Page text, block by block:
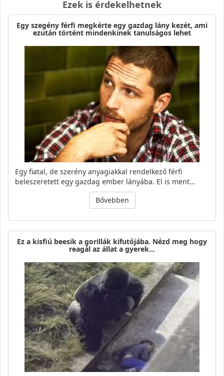
Ezek is érdekelhetnek
Egy szegény férfi megkérte egy gazdag lány kezét, ami
ezután történt mindenkinek tanulságos lehet
Egy fiatal, de szerény anyagiakkal rendelkező férfi
beleszeretett egy gazdag ember lányába. El is ment…
Bővebben
Ez a kisfiú beesik a gorillák kifutójába. Nézd meg hogy
reagál az állat a gyerek…